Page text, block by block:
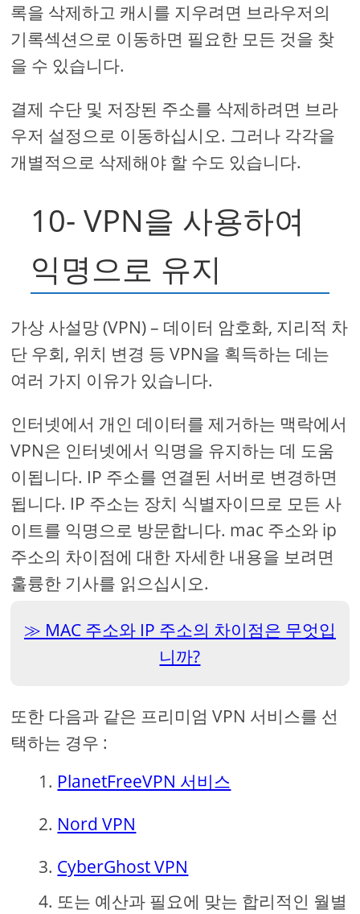
록을 삭제하고 캐시를 지우려면 브라우저의
기록섹션으로 이동하면 필요한 모든 것을 찾
을 수 있습니다.
결제 수단 및 저장된 주소를 삭제하려면 브라
우저 설정으로 이동하십시오. 그러나 각각을
개별적으로 삭제해야 할 수도 있습니다.
10- VPN을 사용하여
익명으로 유지
가상 사설망 (VPN) – 데이터 암호화, 지리적 차
단 우회, 위치 변경 등 VPN을 획득하는 데는
여러 가지 이유가 있습니다.
인터넷에서 개인 데이터를 제거하는 맥락에서
VPN은 인터넷에서 익명을 유지하는 데 도움
이됩니다. IP 주소를 연결된 서버로 변경하면
됩니다. IP 주소는 장치 식별자이므로 모든 사
이트를 익명으로 방문합니다. mac 주소와 ip
주소의 차이점에 대한 자세한 내용을 보려면
훌륭한 기사를 읽으십시오.
MAC 주소와 IP 주소의 차이점은 무엇입
니까?
또한 다음과 같은 프리미엄 VPN 서비스를 선
택하는 경우 :
PlanetFreeVPN 서비스
Nord VPN
CyberGhost VPN
또는 예산과 필요에 맞는 합리적인 월별